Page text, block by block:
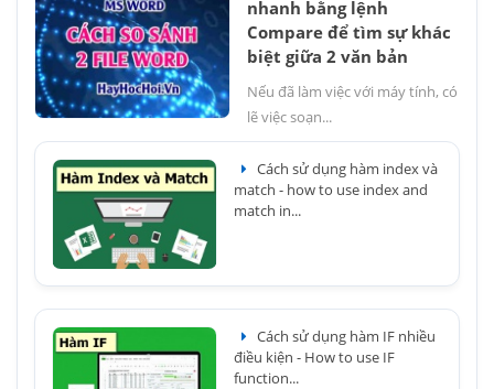
nhanh bằng lệnh
Compare để tìm sự khác
biệt giữa 2 văn bản
Nếu đã làm việc với máy tính, có
lẽ việc soạn...
Cách sử dụng hàm index và
match - how to use index and
match in...
Cách sử dụng hàm IF nhiều
điều kiện - How to use IF
function...